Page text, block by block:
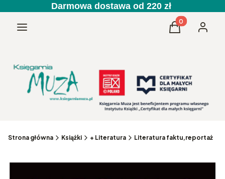
Darmowa dostawa od 220 zł
Menu Produkty w
Koszyk
Strona główna Książki + Literatura Literatura faktu,reportaż